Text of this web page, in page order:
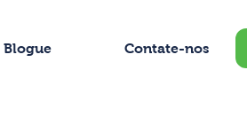
Blogue Contate-nos